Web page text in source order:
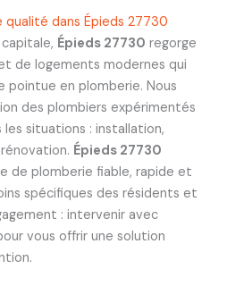
dans Épieds 27730
Épieds 27730 regorge
de logements modernes qui
pointue en plomberie. Nous
des plombiers expérimentés
situations : installation,
Épieds 27730
de plomberie fiable, rapide et
spécifiques des résidents et
: intervenir avec
vous offrir une solution